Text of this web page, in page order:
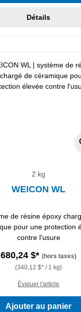
Détails
2 kg
WEICON WL
de résine époxy
pour une protection
contre l'usure
680,24 $*(hors taxes)
(340,12 $* / 1 kg)
Évaluer l'article
Ajouter au panier